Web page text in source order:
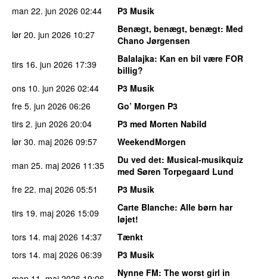
man 22. jun 2026 02:44
P3 Musik
lør 20. jun 2026 10:27 Benægt, benægt, benægt: Med
Chano Jørgensen
tirs 16. jun 2026 17:39 Balalajka: Kan en bil være FOR
billig?
ons 10. jun 2026 02:44
P3 Musik
fre 5. jun 2026 06:26
Go’ Morgen P3
tirs 2. jun 2026 20:04
P3 med Morten Nabild
lør 30. maj 2026 09:57
WeekendMorgen
man 25. maj 2026 11:35 Du ved det: Musical-musikquiz
med Søren Torpegaard Lund
fre 22. maj 2026 05:51
P3 Musik
tirs 19. maj 2026 15:09 Carte Blanche: Alle børn har
løjet!
tors 14. maj 2026 14:37
Tænkt
tors 14. maj 2026 06:39
P3 Musik
Nynne FM: The worst girl in